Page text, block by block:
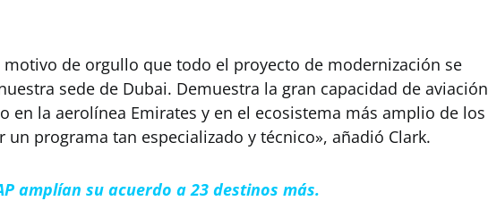
motivo de orgullo que todo el proyecto de modernización se
sede de Dubai. Demuestra la gran capacidad de aviación
en la aerolínea Emirates y en el ecosistema más amplio de los
un programa tan especializado y técnico», añadió Clark.
amplían su acuerdo a 23 destinos más.